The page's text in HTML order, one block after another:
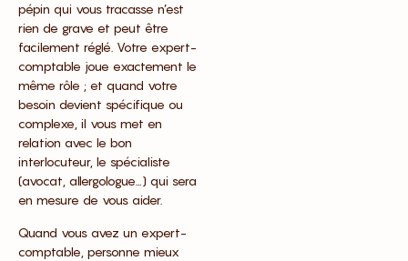
pépin qui vous tracasse n’est
rien de grave et peut être
facilement réglé. Votre expert-
comptable joue exactement le
même rôle ; et quand votre
besoin devient spécifique ou
complexe, il vous met en
relation avec le bon
interlocuteur, le spécialiste
(avocat, allergologue…) qui sera
en mesure de vous aider.
Quand vous avez un expert-
comptable, personne mieux